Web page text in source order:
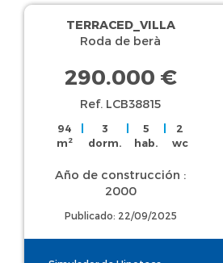
TERRACED_VILLA
Roda de berà
290.000 €
Ref. LCB38815
94
m2
3
dorm.
5
hab.
2
wc
Año de construcción :
2000
Publicado: 22/09/2025